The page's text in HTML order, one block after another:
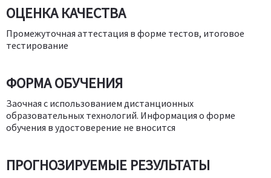
ОЦЕНКА КАЧЕСТВА
Промежуточная аттестация в форме тестов, итоговое
тестирование
ФОРМА ОБУЧЕНИЯ
Заочная с использованием дистанционных
образовательных технологий. Информация о форме
обучения в удостоверение не вносится
ПРОГНОЗИРУЕМЫЕ РЕЗУЛЬТАТЫ